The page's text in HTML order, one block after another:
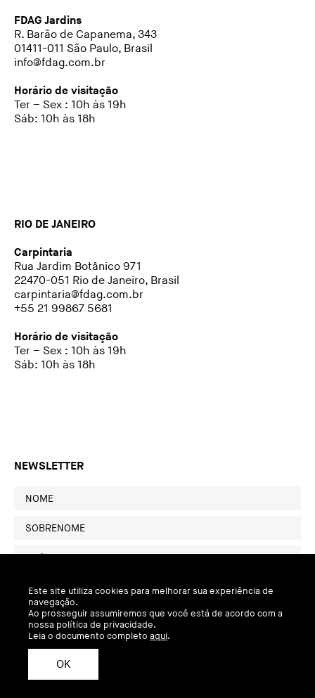
FDAG Jardins
R. Barão de Capanema, 343
01411-011 São Paulo, Brasil
info@fdag.com.br
Horário de visitação
Ter – Sex : 10h às 19h
Sáb: 10h às 18h
RIO DE JANEIRO
Carpintaria
Rua Jardim Botânico 971
22470-051 Rio de Janeiro, Brasil
carpintaria@fdag.com.br
+55 21 99867 5681
Horário de visitação
Ter – Sex : 10h às 19h
Sáb: 10h às 18h
NEWSLETTER
Política de Privacidade
Este site utiliza cookies para melhorar sua experiência de
navegação.
Ao prosseguir assumiremos que você está de acordo com a
nossa política de privacidade.
Leia o documento completo aqui.
OK